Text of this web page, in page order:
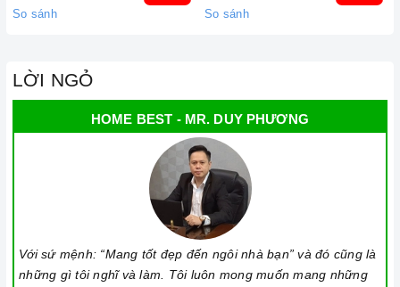
Lưu ý chỉ nên thực hiện việc này khi bếp đã nguội và cách xa
bếp để tránh làm trầy xước, ảnh hưởng đến cảm ứng bếp..
Thường xuyên lau chùi bếp và giữ vệ sinh sạch sẽ để đảm
. Tại sao nên chọn mua sản phẩm tại Home Best?
Cam kết hàng chính hãng:Chúng tôi cam kết cung cấp sản
phẩm chính hãng 100%, có nguồn gốc, xuất xứ và chứng từ
rõ ràng.
Chế độ hỗ trợ bảo hành linh hoạt:Hướng dẫn sử dụng,
So sánh So sánh
LỜI NGỎ
HOME BEST - MR. DUY PHƯƠNG
Với sứ mệnh: “Mang tốt đẹp đến ngôi nhà bạn” và đó cũng là
những gì tôi nghĩ và làm. Tôi luôn mong muốn mang những